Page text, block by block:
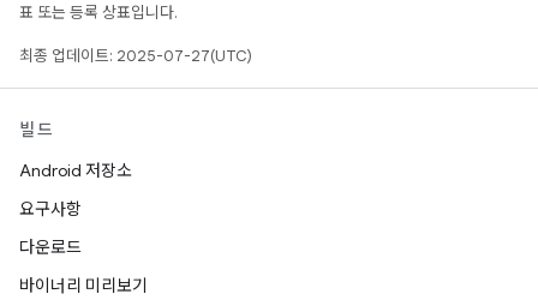
표 또는 등록 상표입니다.
최종 업데이트: 2025-07-27(UTC)
빌드
Android 저장소
요구사항
다운로드
바이너리 미리보기